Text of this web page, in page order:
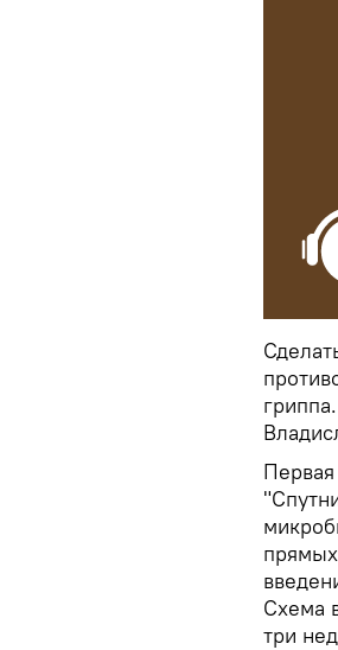
Схема
три